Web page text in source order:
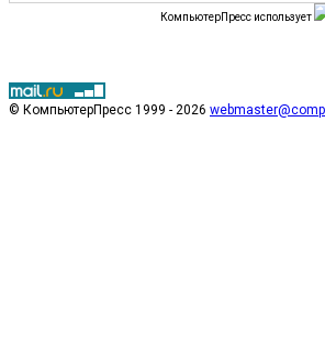
КомпьютерПресс использует
© КомпьютерПресс 1999 - 2026